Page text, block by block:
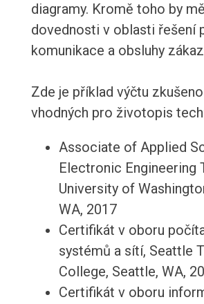
diagramy. Kromě toho by
dovednosti v oblasti řešení
komunikace a obsluhy
Zde je příklad výčtu
vhodných pro životopis
Associate of Applied
Electronic Engineering
University of
WA, 2017
Certifikát v oboru
systémů a sítí, Seattle
College, Seattle, WA,
Certifikát v oboru